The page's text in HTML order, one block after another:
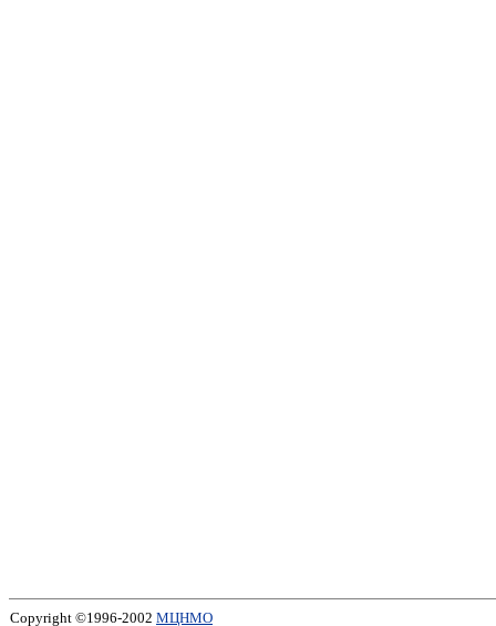
Copyright ©1996-2002 МЦНМО